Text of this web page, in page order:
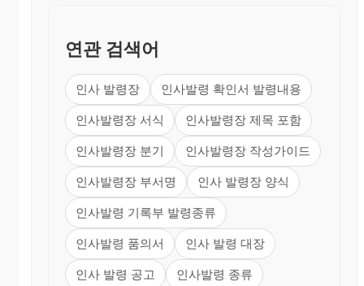
연관 검색어
인사 발령장 인사발령 확인서 발령내용
인사발령장 서식 인사발령장 제목 포함
인사발령장 분기 인사발령장 작성가이드
인사발령장 부서명 인사 발령장 양식
인사발령 기록부 발령종류
인사발령 품의서 인사 발령 대장
인사 발령 공고 인사발령 종류